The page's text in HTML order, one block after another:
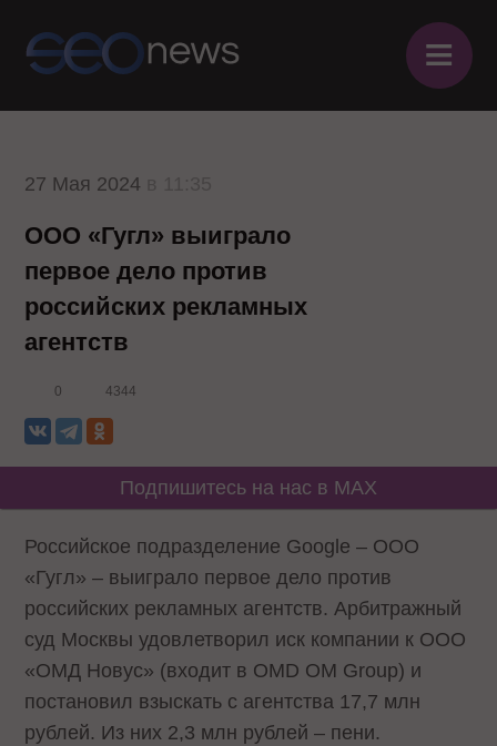
≡
27 Мая 2024
ООО «Гугл» выиграло
первое дело против
российских рекламных
агентств
0 4344
Подпишитесь на нас в MAX
Российское подразделение Google – ООО
«Гугл» – выиграло первое дело против
российских рекламных агентств. Арбитражный
суд Москвы удовлетворил иск компании к ООО
«ОМД Новус» (входит в OMD OM Group) и
постановил взыскать с агентства 17,7 млн
рублей. Из них 2,3 млн рублей – пени.